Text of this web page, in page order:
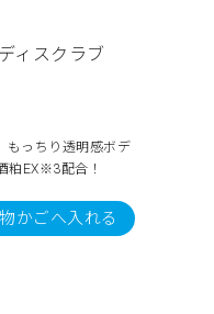
ィスクラブ
っちり透明感ボデ
粕EX※3配合！
かごへ入れる